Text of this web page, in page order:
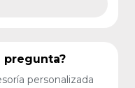
pregunta?
personalizada